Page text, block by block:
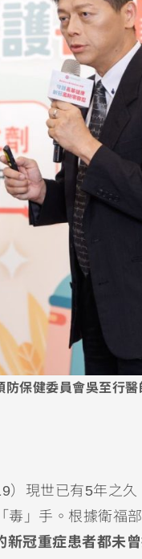
保健委員會吳至行
）現世已有5年之
毒」手。根據衛福部
新冠重症患者都未